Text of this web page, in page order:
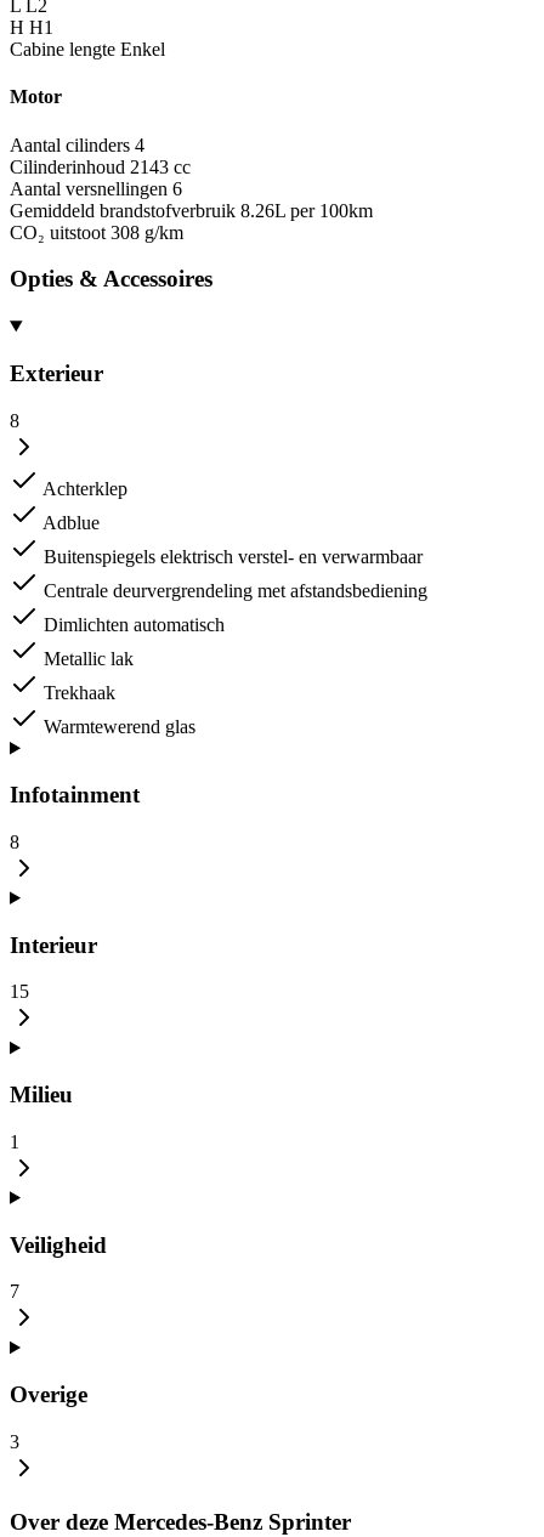
L
L2
H H1
Cabine lengte Enkel
Motor
Aantal cilinders 4
Cilinderinhoud 2143 cc
Aantal versnellingen 6
Gemiddeld brandstofverbruik 8.26L per 100km
CO₂ uitstoot 308 g/km
Opties & Accessoires
Exterieur
8
Achterklep
Adblue
Buitenspiegels elektrisch verstel- en verwarmbaar
Centrale deurvergrendeling met afstandsbediening
Dimlichten automatisch
Metallic lak
Trekhaak
Warmtewerend glas
Infotainment
8
Interieur
15
Milieu
1
Veiligheid
7
Overige
3
Over deze Mercedes-Benz Sprinter